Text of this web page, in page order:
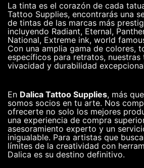
La tinta es el corazón de cada
Tattoo Supplies, encontrarás una
de tintas de las marcas más
incluyendo Radiant, Eternal,
National, Extreme ink, world
Con una amplia gama de colores,
específicos para retratos, nuestras
vivacidad y durabilidad
En Dalica Tattoo Supplies, más
somos socios en tu arte. Nos
ofrecerte no solo los mejores
una experiencia de compra
asesoramiento experto y un
inigualable. Para artistas que
límites de la creatividad con
Dalica es su destino definitivo.